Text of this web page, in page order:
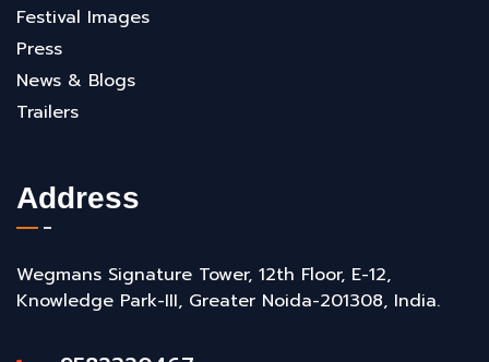
Festival Images
Press
News & Blogs
Trailers
Address
Wegmans Signature Tower, 12th Floor, E-12,
Knowledge Park-III, Greater Noida-201308, India.